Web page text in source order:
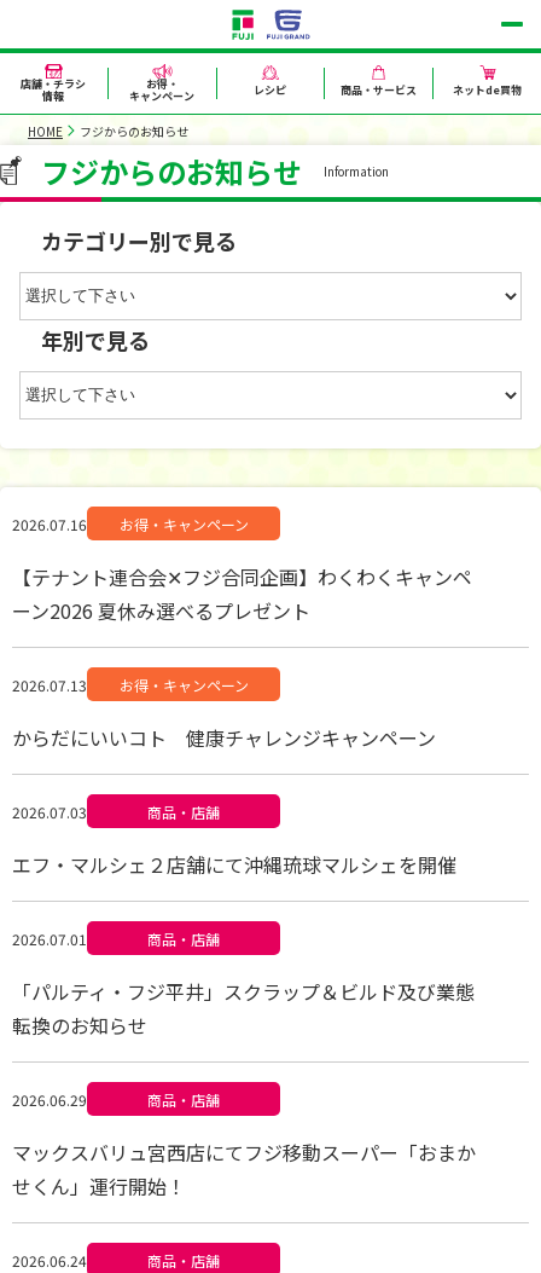
店舗・チラシ
情報
お得・
キャンペーン レシピ 商品・サービス ネットde買物
HOME フジからのお知らせ
フジからのお知らせ Information
カテゴリー別で見る
年別で見る
2026.07.16 お得・キャンペーン
【テナント連合会✕フジ合同企画】わくわくキャンペ
ーン2026 夏休み選べるプレゼント
2026.07.13 お得・キャンペーン
からだにいいコト 健康チャレンジキャンペーン
2026.07.03 商品・店舗
エフ・マルシェ２店舗にて沖縄琉球マルシェを開催
2026.07.01 商品・店舗
「パルティ・フジ平井」スクラップ＆ビルド及び業態
転換のお知らせ
2026.06.29 商品・店舗
マックスバリュ宮西店にてフジ移動スーパー「おまか
せくん」運行開始！
2026.06.24 商品・店舗